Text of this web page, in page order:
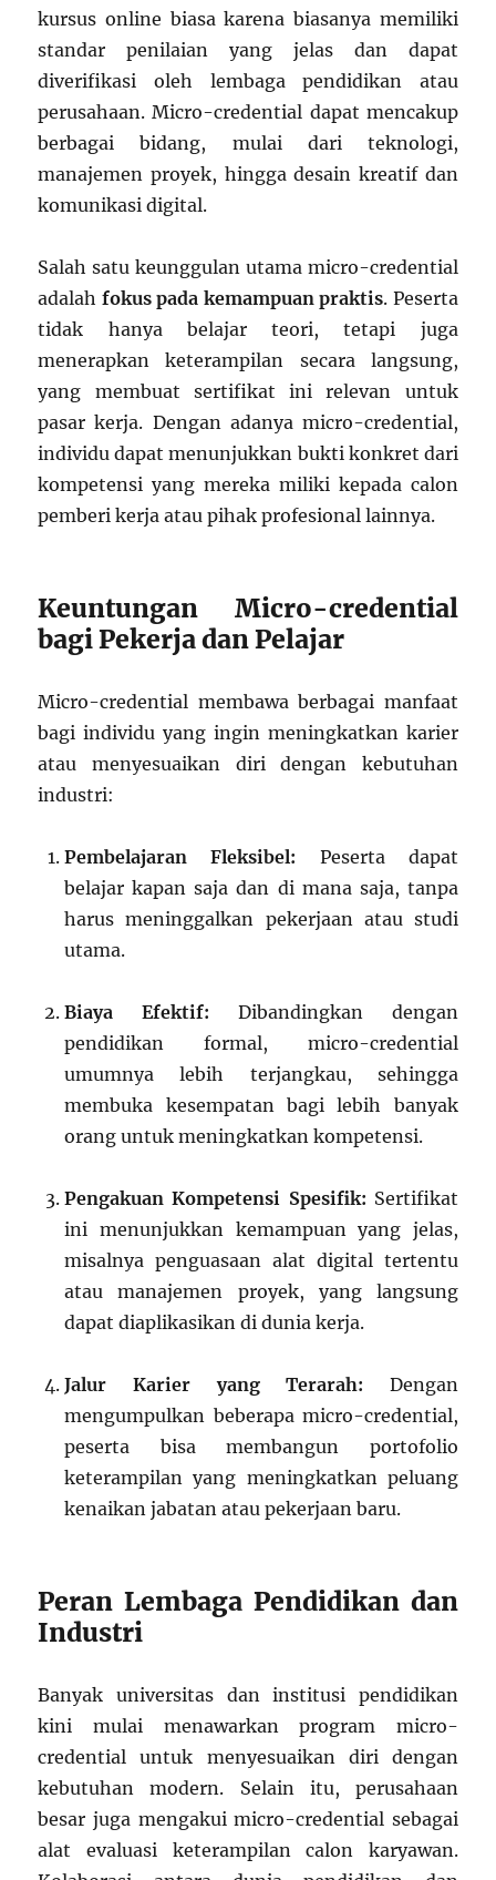
kursus online biasa karena biasanya memiliki
standar penilaian yang jelas dan dapat
diverifikasi oleh lembaga pendidikan atau
perusahaan. Micro-credential dapat mencakup
berbagai bidang, mulai dari teknologi,
manajemen proyek, hingga desain kreatif dan
komunikasi digital.
Salah satu keunggulan utama micro-credential
adalah fokus pada kemampuan praktis. Peserta
tidak hanya belajar teori, tetapi juga
menerapkan keterampilan secara langsung,
yang membuat sertifikat ini relevan untuk
pasar kerja. Dengan adanya micro-credential,
individu dapat menunjukkan bukti konkret dari
kompetensi yang mereka miliki kepada calon
pemberi kerja atau pihak profesional lainnya.
Keuntungan Micro-credential
bagi Pekerja dan Pelajar
Micro-credential membawa berbagai manfaat
bagi individu yang ingin meningkatkan karier
atau menyesuaikan diri dengan kebutuhan
industri:
Pembelajaran Fleksibel: Peserta dapat
belajar kapan saja dan di mana saja, tanpa
harus meninggalkan pekerjaan atau studi
utama.
Biaya Efektif: Dibandingkan dengan
pendidikan formal, micro-credential
umumnya lebih terjangkau, sehingga
membuka kesempatan bagi lebih banyak
orang untuk meningkatkan kompetensi.
Pengakuan Kompetensi Spesifik: Sertifikat
ini menunjukkan kemampuan yang jelas,
misalnya penguasaan alat digital tertentu
atau manajemen proyek, yang langsung
dapat diaplikasikan di dunia kerja.
Jalur Karier yang Terarah: Dengan
mengumpulkan beberapa micro-credential,
peserta bisa membangun portofolio
keterampilan yang meningkatkan peluang
kenaikan jabatan atau pekerjaan baru.
Peran Lembaga Pendidikan dan
Industri
Banyak universitas dan institusi pendidikan
kini mulai menawarkan program micro-
credential untuk menyesuaikan diri dengan
kebutuhan modern. Selain itu, perusahaan
besar juga mengakui micro-credential sebagai
alat evaluasi keterampilan calon karyawan.